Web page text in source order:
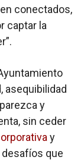
conectados,
captar la
asequibilidad
y
sin ceder
y
que